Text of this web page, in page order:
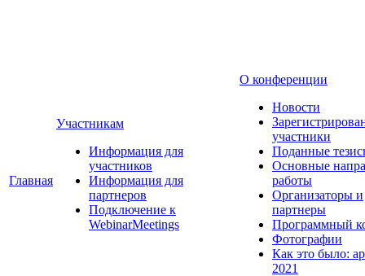
Главная
Участникам
Информация для
участников
Информация для
партнеров
Подключение к
WebinarMeetings
О конференции
Новости
участники
Поданные
Основные
работы
Организаторы и
партнеры
Программный
Фотографии
Как это было:
2021